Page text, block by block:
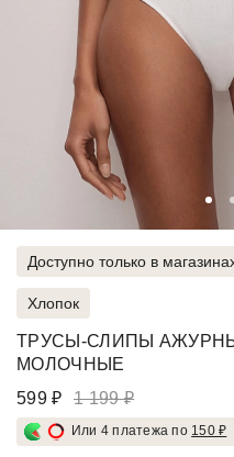
Доступно только в
Хлопок
ТРУСЫ-СЛИПЫ
МОЛОЧНЫЕ
599 ₽
1 199 ₽
Или 4 платежа по 150 ₽